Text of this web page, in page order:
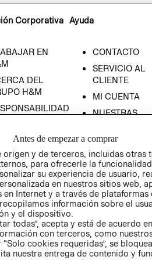
Corporativa
EN
DEL
H&M
CON
Ayuda
CONTACTO
SERVICIO AL
CLIENTE
MI CUENTA
NUESTRAS
- RETIRO EN
TIENDA
TÉRMINOS Y
CONDICIONES
AVISO DE
PRIVACIDAD
GIFT CARD
AVISO DE
Antes de empezar a comprar
origen y de terceros, incluidas otras
para ofrecerle la
su experiencia de usuario,
en nuestros sitios web,
Internet y a través de plataformas
información sobre el
y el dispositivo.
todas”, acepta y está de acuerdo
con terceros, como
cookies requeridas”, se
nuestra entrega de contenido y